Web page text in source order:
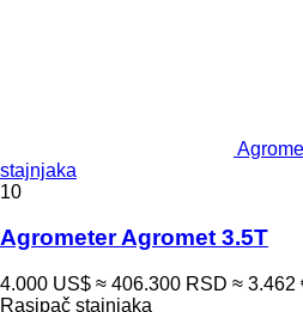
stajnjaka
10
Agrometer Agromet 3.5T
4.000 US$ ≈ 406.300 RSD ≈ 3.462
Rasipač stajnjaka